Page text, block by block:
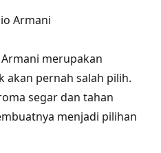
Armani
merupakan
akan pernah salah pilih.
segar dan tahan
menjadi pilihan